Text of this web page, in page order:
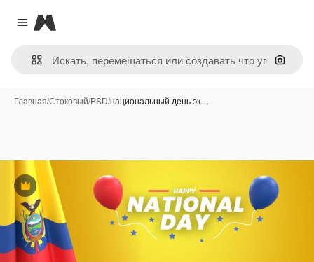
Close menu
Magnific
Поиск
Главная/Стоковый/PSD/национальный день эк…
Премиум